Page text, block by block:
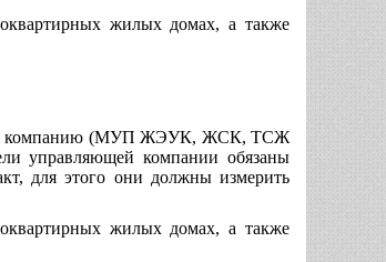
жилых домах, а также
компанию (МУП ЖЭУК, ЖСК, ТСЖ
управляющей компании обязаны
для этого они должны измерить
жилых домах, а также